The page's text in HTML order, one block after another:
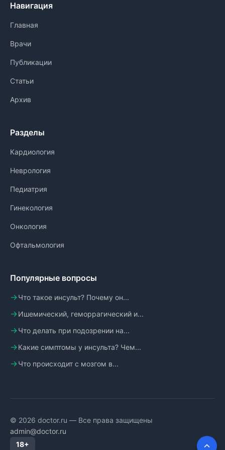
Навигация
Главная
Врачи
Публикации
Статьи
Архив
Разделы
Кардиология
Неврология
Педиатрия
Гинекология
Онкология
Офтальмология
Популярные вопросы
Что такое инсульт? Почему он...
Ишемический, геморрагический и...
Что делать при подозрении на...
Какие симптомы у инсульта? Чем...
Что происходит с мозгом в...
© 2026 doctor.ru — Все права защищены
admin@doctor.ru
18+